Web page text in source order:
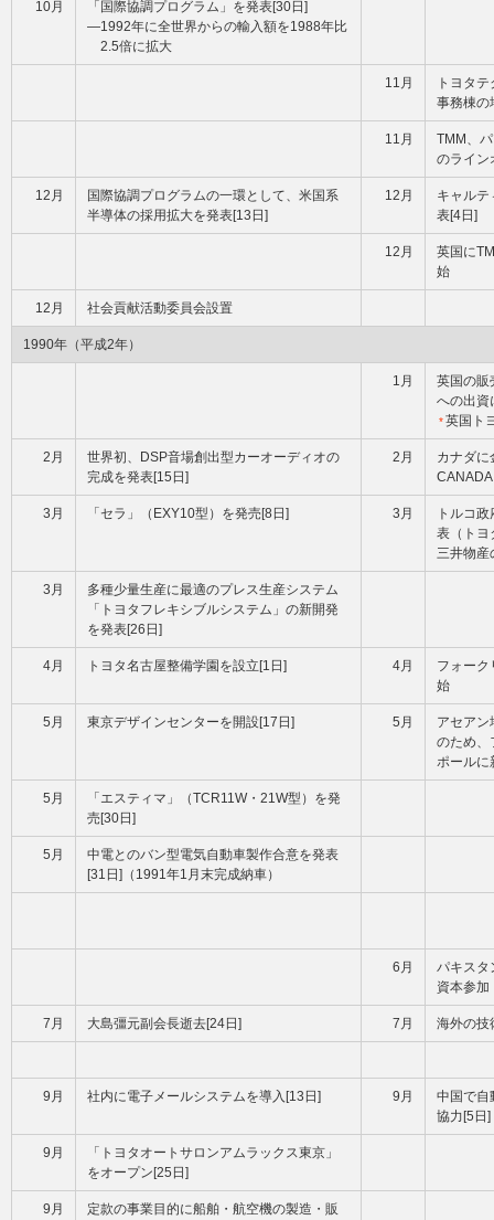
10月
「国際協調プログラム」を発表[30日]
―1992年に全世界からの輸入額を1988年比
2.5倍に拡大
11月
トヨタ
事務棟の
11月
TMM、
のライン
12月
国際協調プログラムの一環として、米国系
半導体の採用拡大を発表[13日]
12月
キャルテ
表[4日]
12月
英国に
始
12月 社会貢献活動委員会設置
1990年（平成2年）
1月
英国の販
への出資
*英国ト
2月
世界初、DSP音場創出型カーオーディオの
完成を発表[15日]
2月
カナダに
3月 「セラ」（EXY10型）を発売[8日] 3月
トルコ
表（トヨ
三井物産
3月
多種少量生産に最適のプレス生産システム
「トヨタフレキシブルシステム」の新開発
を発表[26日]
4月 トヨタ名古屋整備学園を設立[1日] 4月
フォーク
始
5月 東京デザインセンターを開設[17日] 5月
アセアン
のため、
ポールに
5月
「エスティマ」（TCR11W・21W型）を発
売[30日]
5月
中電とのバン型電気自動車製作合意を発表
[31日]（1991年1月末完成納車）
6月
パキスタ
資本参加
7月 大島彊元副会長逝去[24日] 7月 海外の技
9月 社内に電子メールシステムを導入[13日] 9月
中国で自
協力[5日]
9月
「トヨタオートサロンアムラックス東京」
をオープン[25日]
9月
定款の事業目的に船舶・航空機の製造・販